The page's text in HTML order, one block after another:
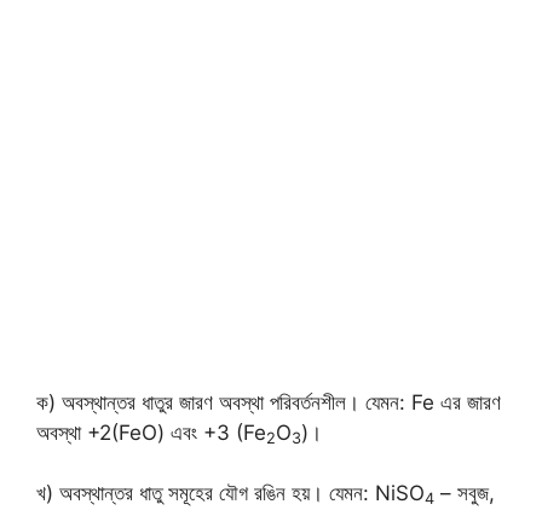
ক) অবস্থান্তর ধাতুর জারণ অবস্থা পরিবর্তনশীল। যেমন: Fe এর জারণ
অবস্থা +2(FeO) এবং +3 (Fe2O3)।
খ) অবস্থান্তর ধাতু সমূহের যৌগ রঙিন হয়। যেমন: NiSO4 – সবুজ,